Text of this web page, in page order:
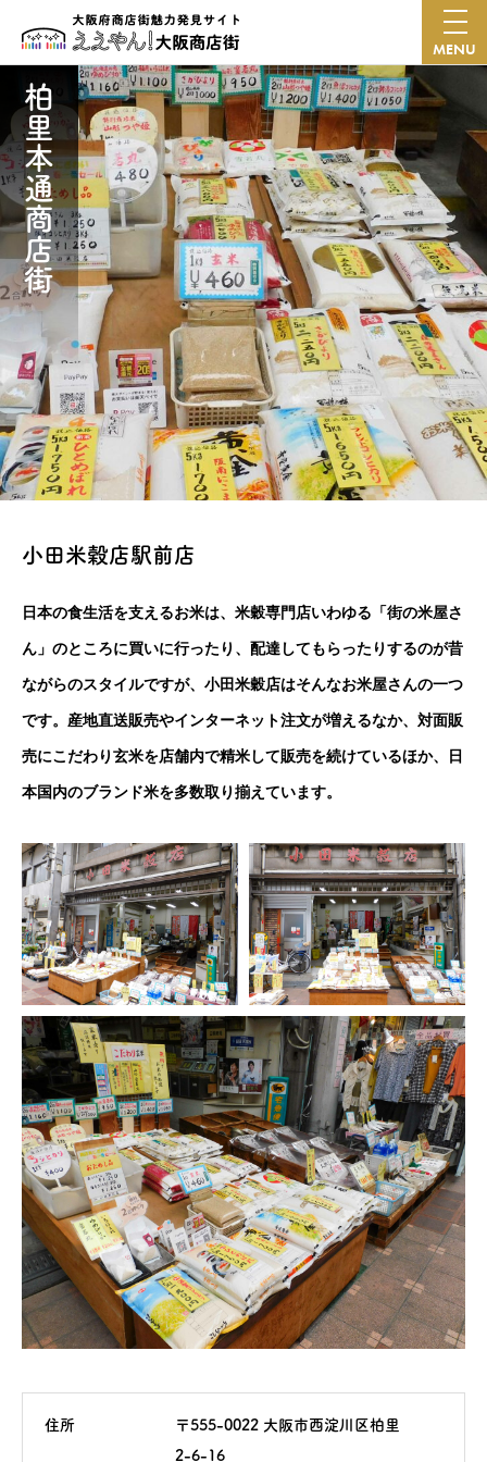
MENU
柏里本通商店街
小田米穀店駅前店
日本の食生活を支えるお米は、米穀専門店いわゆる「街の米屋さ
ん」のところに買いに行ったり、配達してもらったりするのが昔
ながらのスタイルですが、小田米穀店はそんなお米屋さんの一つ
です。産地直送販売やインターネット注文が増えるなか、対面販
売にこだわり玄米を店舗内で精米して販売を続けているほか、日
本国内のブランド米を多数取り揃えています。
住所
〒555-0022 大阪市西淀川区柏里
2-6-16